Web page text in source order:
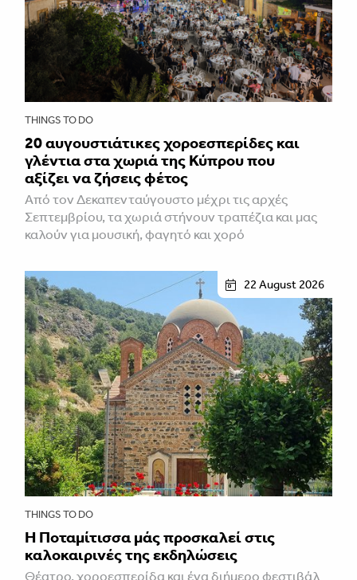
THINGS TO DO
20 αυγουστιάτικες χοροεσπερίδες και
γλέντια στα χωριά της Κύπρου που
αξίζει να ζήσεις φέτος
Από τον Δεκαπενταύγουστο μέχρι τις αρχές
Σεπτεμβρίου, τα χωριά στήνουν τραπέζια και μας
καλούν για μουσική, φαγητό και χορό
22 August 2026
THINGS TO DO
Η Ποταμίτισσα μάς προσκαλεί στις
καλοκαιρινές της εκδηλώσεις
Θέατρο, χοροεσπερίδα και ένα διήμερο φεστιβάλ